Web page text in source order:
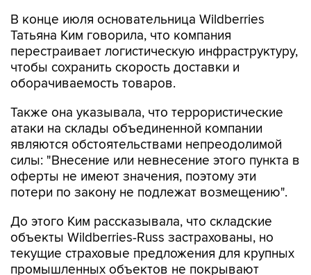
В конце июля основательница Wildberries
Татьяна Ким говорила, что компания
перестраивает логистическую инфраструктуру,
чтобы сохранить скорость доставки и
оборачиваемость товаров.
Также она указывала, что террористические
атаки на склады объединенной компании
являются обстоятельствами непреодолимой
силы: "Внесение или невнесение этого пункта в
оферты не имеют значения, поэтому эти
потери по закону не подлежат возмещению".
До этого Ким рассказывала, что складские
объекты Wildberries-Russ застрахованы, но
текущие страховые предложения для крупных
промышленных объектов не покрывают